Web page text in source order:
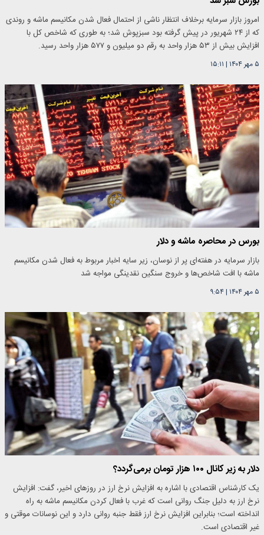
امروز بازار سرمایه برخلاف انتظار ناشی از احتمال فعال شدن مکانیسم ماشه و روندی
که از ۲۴ شهریور در پیش گرفته بود سبزپوش شد؛ به طوری که شاخص کل با
افزایش بیش از ۵۳ هزار واحد به رقم دو میلیون و ۵۷۷ هزار واحد رسید.
۵ مهر ۱۴۰۴ | ۱۵:۱۱
بورس در محاصره ماشه و دلار
بازار سرمایه در هفته‌ای پر از نوسان، زیر سایه اخبار مربوط به فعال شدن مکانیسم
ماشه با افت شاخص‌ها و خروج سنگین نقدینگی مواجه شد
۵ مهر ۱۴۰۴ |۹:۵۴
دلار به زیر کانال ۱۰۰ هزار تومان برمی‌گردد؟
یک کارشناس اقتصادی با اشاره به افزایش نرخ ارز در روزهای اخیر، گفت: افزایش
نرخ ارز به دلیل جنگ روانی است که غرب با فعال کردن مکانیسم ماشه به راه
انداخته است؛ بنابراین افزایش نرخ ارز فقط جنبه روانی دارد و این نوسانات موقتی و
غیر اقتصادی است.